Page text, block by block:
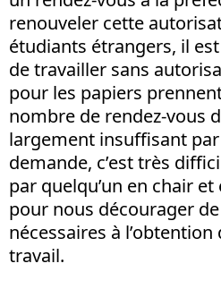
renouveler cette
étudiants étrangers, il
de travailler sans
pour les papiers
nombre de rendez-vous
largement insuffisant
demande, c’est très
par quelqu’un en chair
pour nous décourager
nécessaires à
travail.